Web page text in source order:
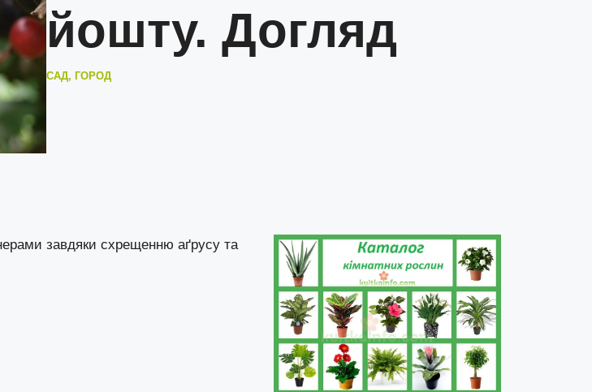
йошту. Догляд
САД, ГОРОД
завдяки схрещенню аґрусу та